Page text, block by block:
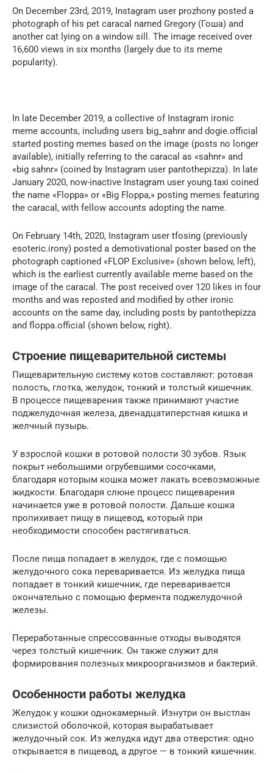
On December 23rd, 2019, Instagram user prozhony posted a
photograph of his pet caracal named Gregory (Гоша) and
another cat lying on a window sill. The image received over
16,600 views in six months (largely due to its meme
popularity).
In late December 2019, a collective of Instagram ironic
meme accounts, including users big_sahnr and dogie.official
started posting memes based on the image (posts no longer
available), initially referring to the caracal as «sahnr» and
«big sahnr» (coined by Instagram user pantothepizza). In late
January 2020, now-inactive Instagram user young.taxi coined
the name «Floppa» or «Big Floppa,» posting memes featuring
the caracal, with fellow accounts adopting the name.
On February 14th, 2020, Instagram user tfosing (previously
esoteric.irony) posted a demotivational poster based on the
photograph captioned «FLOP Exclusive» (shown below, left),
which is the earliest currently available meme based on the
image of the caracal. The post received over 120 likes in four
months and was reposted and modified by other ironic
accounts on the same day, including posts by pantothepizza
and floppa.official (shown below, right).
Строение пищеварительной системы
Пищеварительную систему котов составляют: ротовая
полость, глотка, желудок, тонкий и толстый кишечник.
В процессе пищеварения также принимают участие
поджелудочная железа, двенадцатиперстная кишка и
желчный пузырь.
У взрослой кошки в ротовой полости 30 зубов. Язык
покрыт небольшими огрубевшими сосочками,
благодаря которым кошка может лакать всевозможные
жидкости. Благодаря слюне процесс пищеварения
начинается уже в ротовой полости. Дальше кошка
пропихивает пищу в пищевод, который при
необходимости способен растягиваться.
После пища попадает в желудок, где с помощью
желудочного сока переваривается. Из желудка пища
попадает в тонкий кишечник, где переваривается
окончательно с помощью фермента поджелудочной
железы.
Переработанные спрессованные отходы выводятся
через толстый кишечник. Он также служит для
формирования полезных микроорганизмов и бактерий.
Особенности работы желудка
Желудок у кошки однокамерный. Изнутри он выстлан
слизистой оболочкой, которая вырабатывает
желудочный сок. Из желудка идут два отверстия: одно
открывается в пищевод, а другое — в тонкий кишечник.